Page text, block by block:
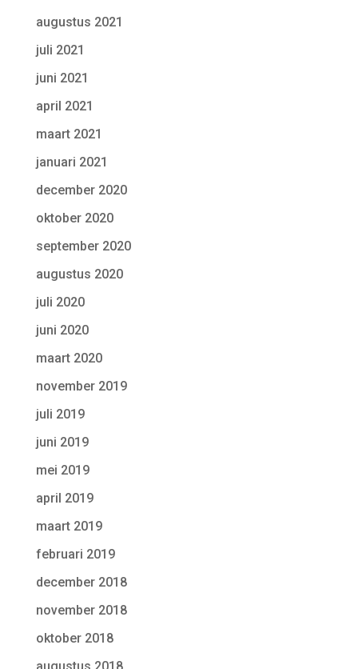
augustus 2021
juli 2021
juni 2021
april 2021
maart 2021
januari 2021
december 2020
oktober 2020
september 2020
augustus 2020
juli 2020
juni 2020
maart 2020
november 2019
juli 2019
juni 2019
mei 2019
april 2019
maart 2019
februari 2019
december 2018
november 2018
oktober 2018